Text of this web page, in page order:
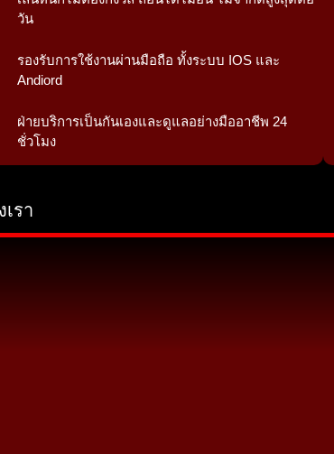
วัน
รองรับการใช้งานผ่านมือถือ ทั้งระบบ IOS และ
Andiord
ฝ่ายบริการเป็นกันเองและดูแลอย่างมืออาชีพ 24
ชั่วโมง
รา